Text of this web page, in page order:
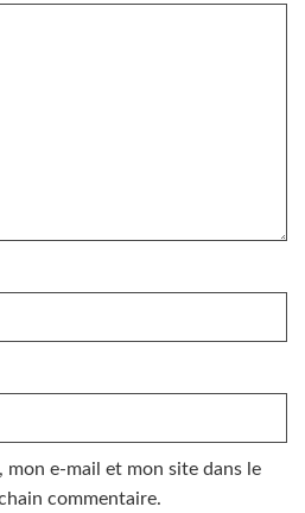
mon e-mail et mon site dans le
commentaire.